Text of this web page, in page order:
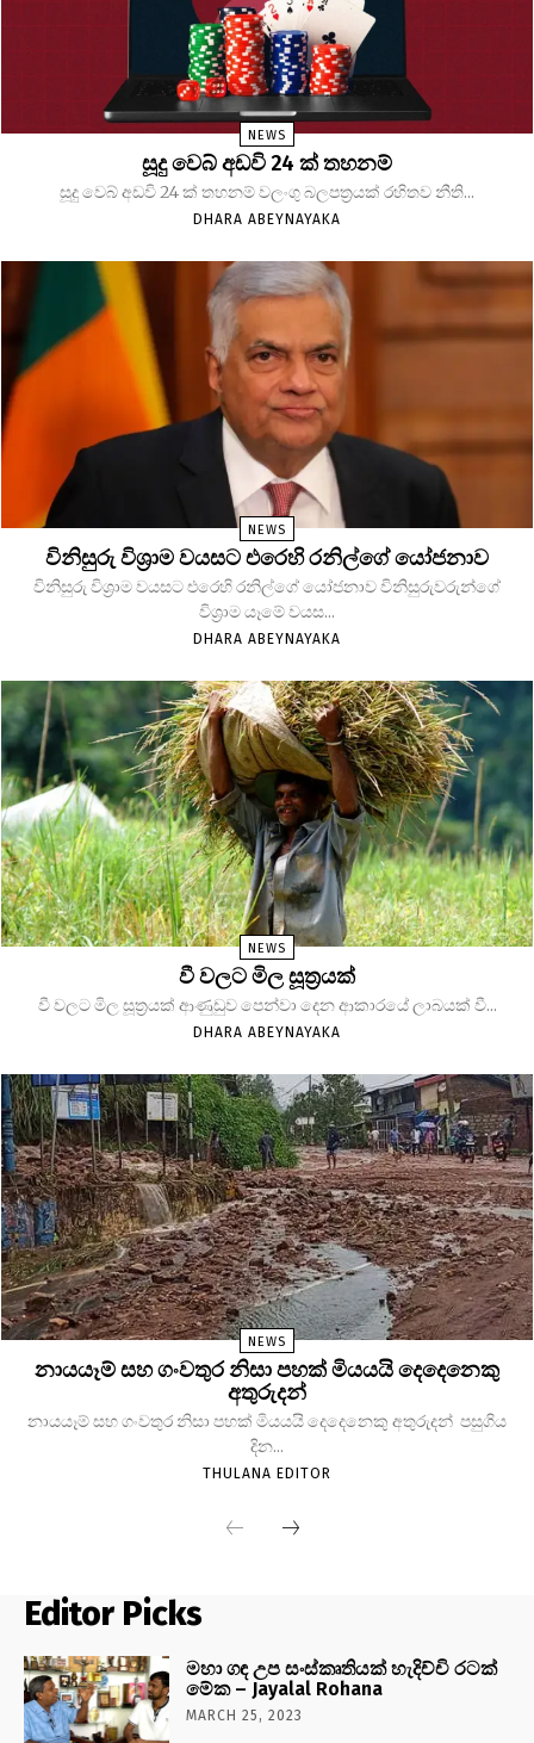
NEWS
සූදු වෙබ් අඩවි 24 ක් තහනම්
සූදු වෙබ් අඩවි 24 ක් තහනම් වලංගු බලපත්‍රයක් රහිතව නීති...
DHARA ABEYNAYAKA
NEWS
විනිසුරු විශ්‍රාම වයසට එරෙහි රනිල්ගේ යෝජනාව
විනිසුරු විශ්‍රාම වයසට එරෙහි රනිල්ගේ යෝජනාව විනිසුරුවරුන්ගේ
විශ්‍රාම යෑමේ වයස...
DHARA ABEYNAYAKA
NEWS
වී වලට මිල සූත්‍රයක්
වී වලට මිල සූත්‍රයක් ආණුඩුව පෙන්වා දෙන ආකාරයේ ලාබයක් වී...
DHARA ABEYNAYAKA
NEWS
නායයෑම් සහ ගංවතුර නිසා පහක් මියයයි දෙදෙනෙකු
අතුරුදන්
නායයෑම් සහ ගංවතුර නිසා පහක් මියයයි දෙදෙනෙකු අතුරුදන් පසුගිය
දින...
THULANA EDITOR
Editor Picks
මහා ගඳ උප සංස්කෘතියක් හැදිච්චි රටක්
මේක – Jayalal Rohana
MARCH 25, 2023